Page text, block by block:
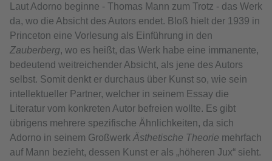
Laut Adorno beginne - Thomas Mann zum Trotz - das Werk
da, wo die Absicht des Autors endet. Bloß hielt der 1939 in
Princeton eine Vorlesung als Einführung in den
Zauberberg, wo es heißt, das Werk habe eine immanente,
bedeutend weitreichender Absicht, als jene des Autors
selbst. Somit denkt er durchaus über Kunst so, wie sein
intellektueller Partner, welcher in seinem Essay die
Literatur vom konkreten Autor befreien wollte. Es gibt
übrigens mehrere spezifische Ähnlichkeiten, da sich
Adorno in seinem Großwerk Ästhetische Theorie mehrfach
auf Mann bezieht, dessen Kunst er als „höheren Jux“ sieht.